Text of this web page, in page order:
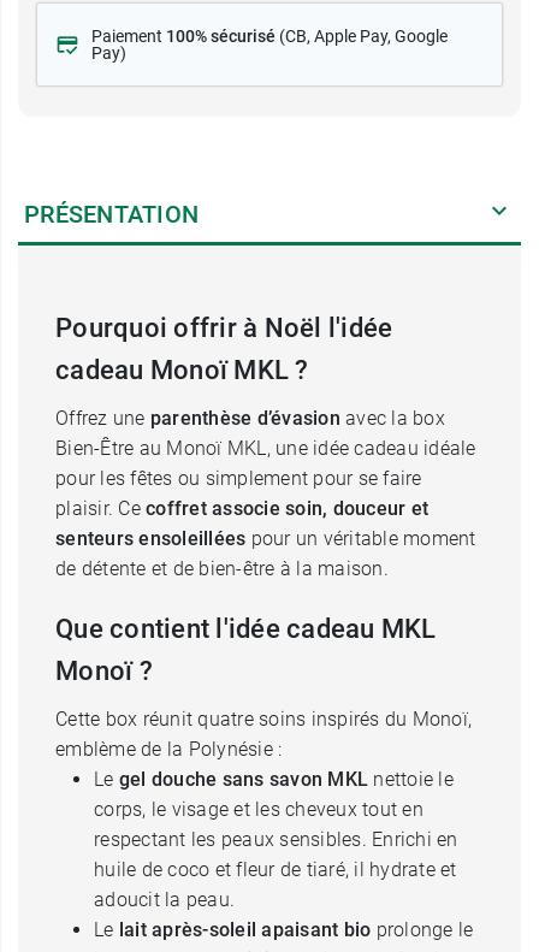
Paiement 100% sécurisé (CB, Apple Pay, Google
Pay)
PRÉSENTATION
Pourquoi offrir à Noël l'idée
cadeau Monoï MKL ?
Offrez une parenthèse d’évasion avec la box
Bien-Être au Monoï MKL, une idée cadeau idéale
pour les fêtes ou simplement pour se faire
plaisir. Ce coffret associe soin, douceur et
senteurs ensoleillées pour un véritable moment
de détente et de bien-être à la maison.
Que contient l'idée cadeau MKL
Monoï ?
Cette box réunit quatre soins inspirés du Monoï,
emblème de la Polynésie :
Le gel douche sans savon MKL nettoie le
corps, le visage et les cheveux tout en
respectant les peaux sensibles. Enrichi en
huile de coco et fleur de tiaré, il hydrate et
adoucit la peau.
Le lait après-soleil apaisant bio prolonge le